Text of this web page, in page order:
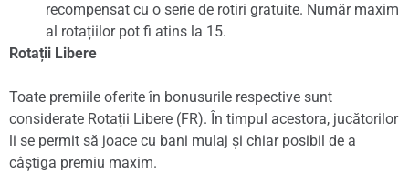
recompensat cu o serie de rotiri gratuite. Număr maxim
al rotațiilor pot fi atins la 15.
Rotații Libere
Toate premiile oferite în bonusurile respective sunt
considerate Rotații Libere (FR). În timpul acestora, jucătorilor
li se permit să joace cu bani mulaj și chiar posibil de a
câștiga premiu maxim.